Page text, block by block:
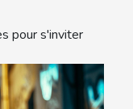
pour s'inviter